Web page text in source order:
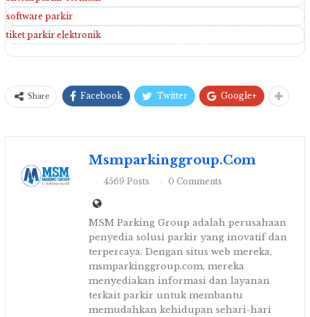
software parkir
tiket parkir elektronik
Share Facebook Twitter Google+
Msmparkinggroup.com
4569 Posts 0 Comments
MSM Parking Group adalah perusahaan
penyedia solusi parkir yang inovatif dan
terpercaya. Dengan situs web mereka,
msmparkinggroup.com, mereka
menyediakan informasi dan layanan
terkait parkir untuk membantu
memudahkan kehidupan sehari-hari